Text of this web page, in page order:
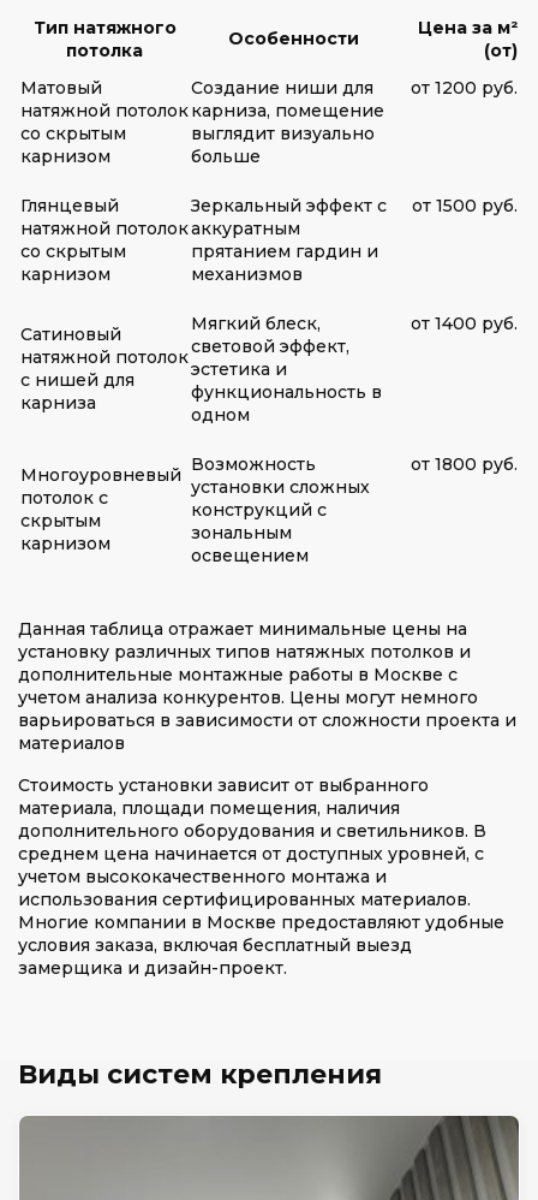
Тип натяжного
потолка
Особенности
Цена за м²
(от)
Матовый
натяжной потолок
со скрытым
карнизом
Создание ниши для
карниза, помещение
выглядит визуально
больше
от 1200 руб.
Глянцевый
натяжной потолок
со скрытым
карнизом
Зеркальный эффект с
аккуратным
прятанием гардин и
механизмов
от 1500 руб.
Сатиновый
натяжной потолок
с нишей для
карниза
Мягкий блеск,
световой эффект,
эстетика и
функциональность в
одном
от 1400 руб.
Многоуровневый
потолок с
скрытым
карнизом
Возможность
установки сложных
конструкций с
зональным
освещением
от 1800 руб.
Данная таблица отражает минимальные цены на
установку различных типов натяжных потолков и
дополнительные монтажные работы в Москве с
учетом анализа конкурентов. Цены могут немного
варьироваться в зависимости от сложности проекта и
материалов
Стоимость установки зависит от выбранного
материала, площади помещения, наличия
дополнительного оборудования и светильников. В
среднем цена начинается от доступных уровней, с
учетом высококачественного монтажа и
использования сертифицированных материалов.
Многие компании в Москве предоставляют удобные
условия заказа, включая бесплатный выезд
замерщика и дизайн-проект.
Виды систем крепления